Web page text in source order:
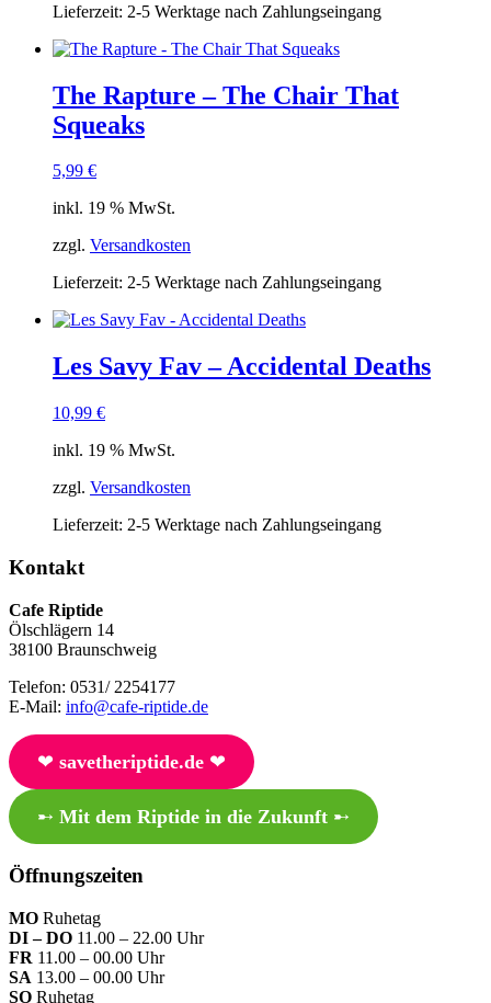
Lieferzeit: 2-5 Werktage nach Zahlungseingang
The Rapture – The Chair That
Squeaks
5,99 €
inkl. 19 % MwSt.
zzgl. Versandkosten
Lieferzeit: 2-5 Werktage nach Zahlungseingang
Les Savy Fav – Accidental Deaths
10,99 €
inkl. 19 % MwSt.
zzgl. Versandkosten
Lieferzeit: 2-5 Werktage nach Zahlungseingang
Kontakt
Cafe Riptide
Ölschlägern 14
38100 Braunschweig
Telefon: 0531/ 2254177
E-Mail: info@cafe-riptide.de
❤︎ savetheriptide.de❤︎
➸ Mit dem Riptide in die Zukunft➸
Öffnungszeiten
MO Ruhetag
DI – DO 11.00 – 22.00 Uhr
FR 11.00 – 00.00 Uhr
SA 13.00 – 00.00 Uhr
SO Ruhetag